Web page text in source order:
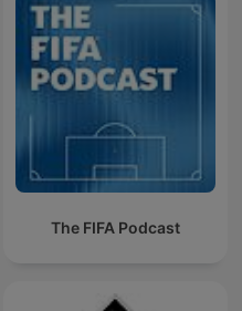
The FIFA Podcast